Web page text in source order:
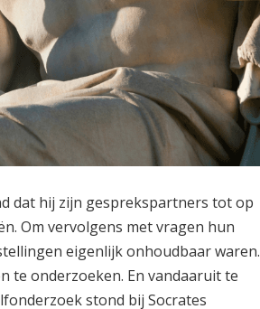
dat hij zijn gesprekspartners tot op
Om vervolgens met vragen hun
eigenlijk onhoudbaar waren.
te onderzoeken. En vandaaruit te
stond bij Socrates